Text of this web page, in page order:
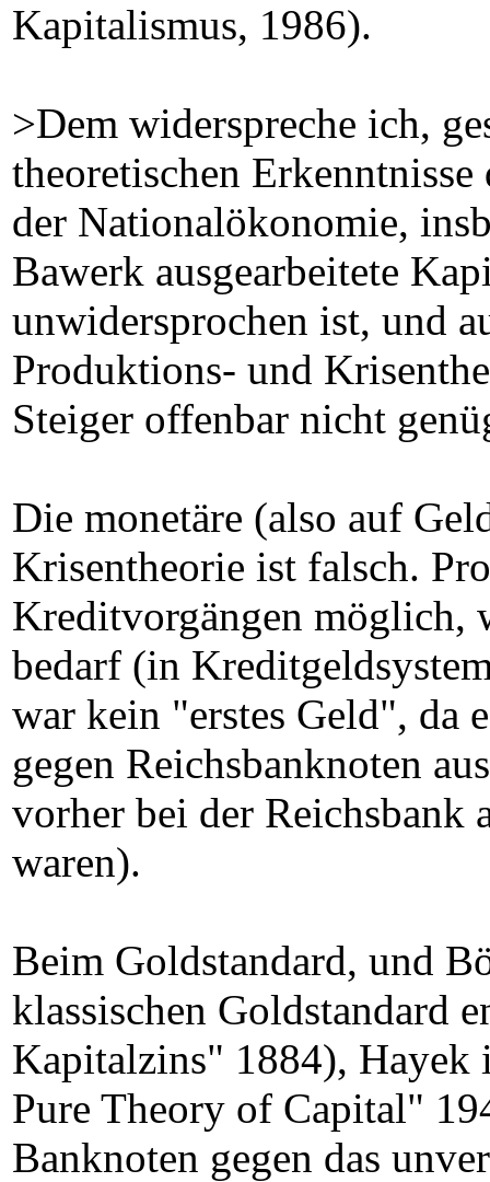
Kapitalismus, 1986).
>Dem widerspreche ich,
theoretischen
der Nationalökonomie,
Bawerk ausgearbeitete
unwidersprochen ist, und
Produktions- und
Steiger offenbar nicht
Die monetäre (also auf
Krisentheorie ist falsch.
Kreditvorgängen möglich,
bedarf (in
war kein "erstes Geld", da
gegen Reichsbanknoten
vorher bei der Reichsbank
waren).
Beim Goldstandard, und
klassischen Goldstandard
Kapitalzins" 1884), Hayek
Pure Theory of Capital"
Banknoten gegen das